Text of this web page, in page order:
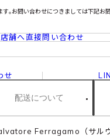
｡お問い合わせにつきましては下記お
店舗へ直接問い合わせ
せ
配送について
Ferragamo（サル